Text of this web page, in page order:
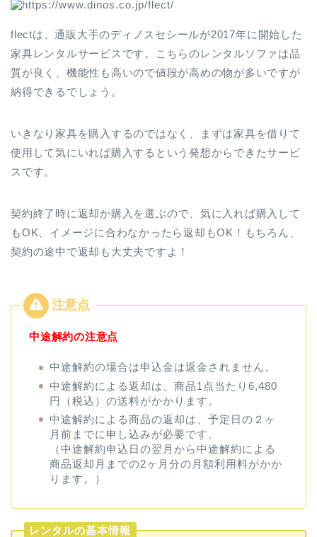
flectは、通販大手のディノスセシールが2017年に開始した
家具レンタルサービスです。こちらのレンタルソファは品
質が良く、機能性も高いので値段が高めの物が多いですが
納得できるでしょう。
いきなり家具を購入するのではなく、まずは家具を借りて
使用して気にいれば購入するという発想からできたサービ
スです。
契約終了時に返却か購入を選ぶので、気に入れば購入して
もOK、イメージに合わなかったら返却もOK！もちろん、
契約の途中で返却も大丈夫ですよ！
中途解約の注意点
中途解約の場合は申込金は返金されません。
中途解約による返却は、商品1点当たり6,480
円（税込）の送料がかかります。
中途解約による商品の返却は、予定日の２ヶ
月前までに申し込みが必要です。
（中途解約申込日の翌月から中途解約による
商品返却月までの2ヶ月分の月額利用料がかか
ります。）
レンタルの基本情報